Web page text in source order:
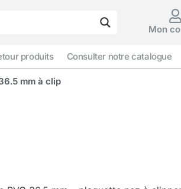
Mon
produits Consulter notre catalogue
mm à clip